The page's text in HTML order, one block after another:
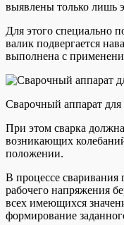
выявлены только лишь
Для этого специально
валик подвергается
выполнена с
Сварочный аппарат
При этом сварка
возникающих
положении.
В процессе сваривания
рабочего напряжения
всех имеющихся
формирование